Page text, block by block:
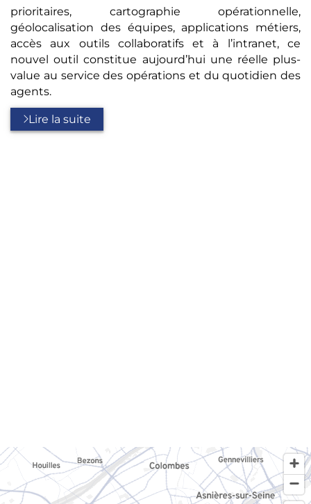
prioritaires, cartographie opérationnelle,
géolocalisation des équipes, applications métiers,
accès aux outils collaboratifs et à l’intranet, ce
nouvel outil constitue aujourd’hui une réelle plus-
value au service des opérations et du quotidien des
agents.
Lire la suite